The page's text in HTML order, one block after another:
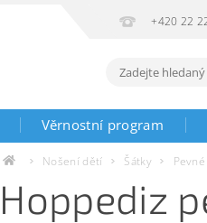
+420 22
Věrnostní program
Nošení dětí Šátky
Hoppediz